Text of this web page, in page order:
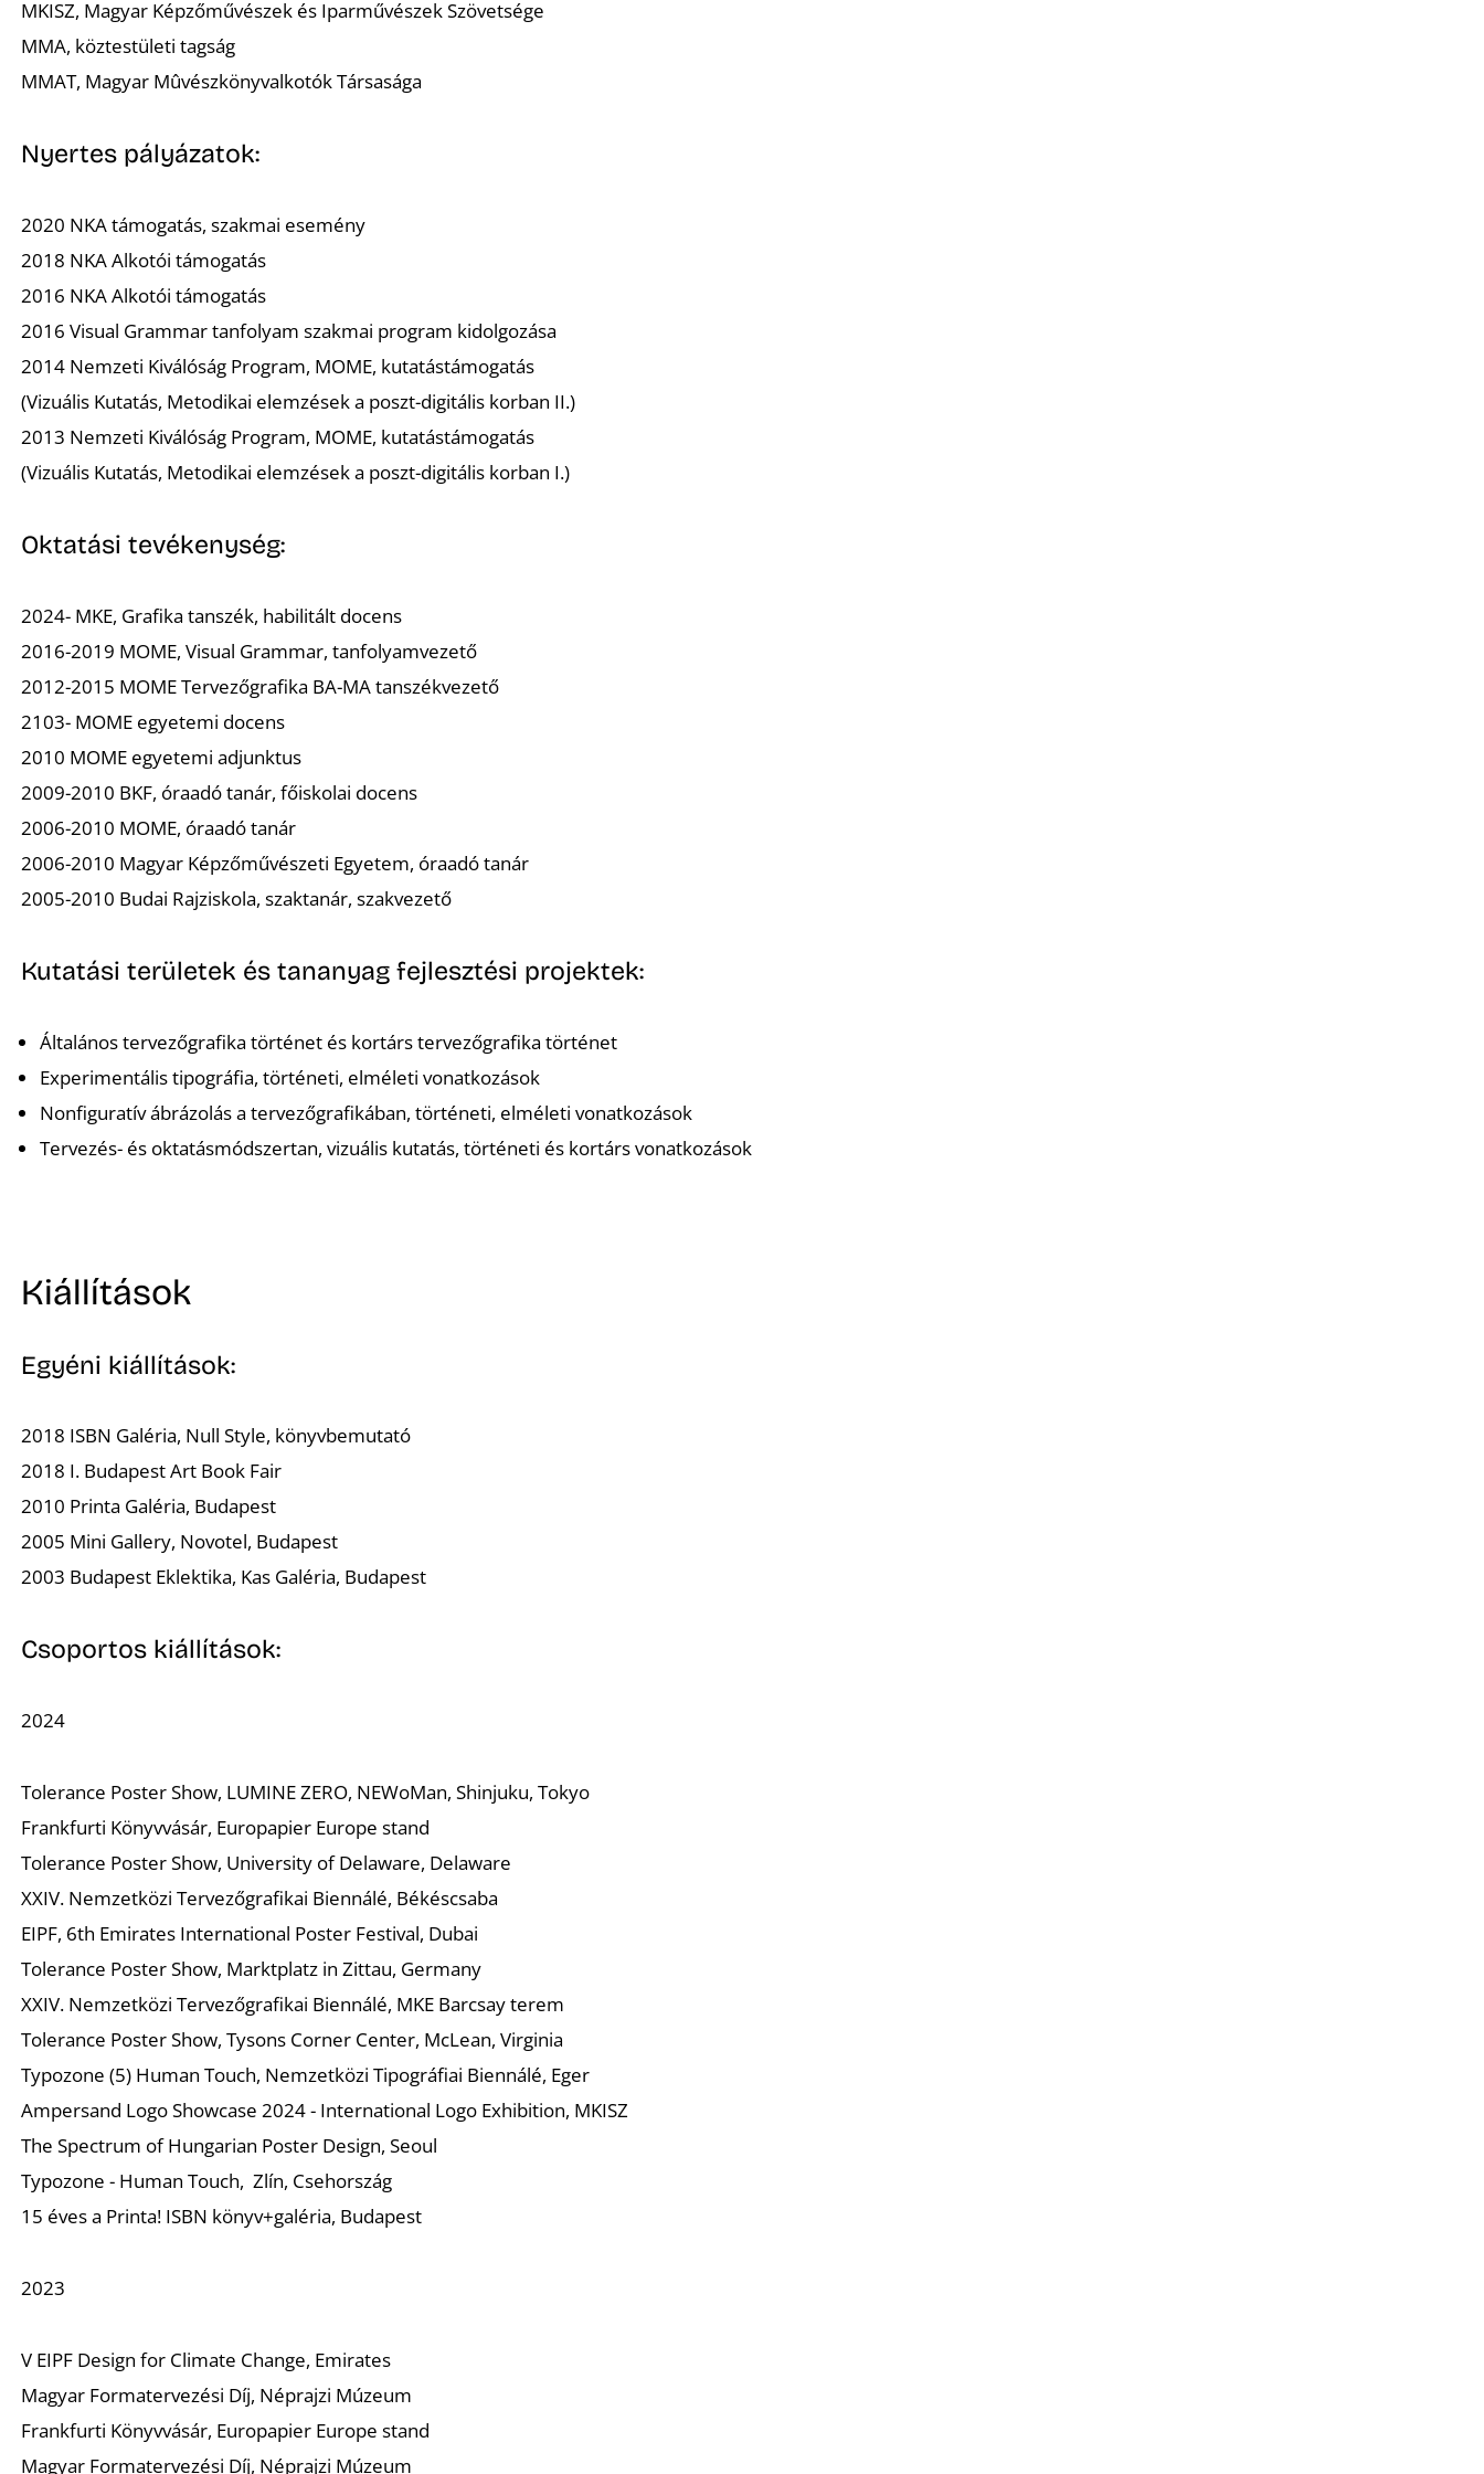
MKISZ, Magyar Képzőművészek és Iparművészek Szövetsége
MMA, köztestületi tagság
MMAT, Magyar Mûvészkönyvalkotók Társasága
Nyertes pályázatok:
2020 NKA támogatás, szakmai esemény
2018 NKA Alkotói támogatás
2016 NKA Alkotói támogatás
2016 Visual Grammar tanfolyam szakmai program kidolgozása
2014 Nemzeti Kiválóság Program, MOME, kutatástámogatás
(Vizuális Kutatás, Metodikai elemzések a poszt-digitális korban II.)
2013 Nemzeti Kiválóság Program, MOME, kutatástámogatás
(Vizuális Kutatás, Metodikai elemzések a poszt-digitális korban I.)
Oktatási tevékenység:
2024- MKE, Grafika tanszék, habilitált docens
2016-2019 MOME, Visual Grammar, tanfolyamvezető
2012-2015 MOME Tervezőgrafika BA-MA tanszékvezető
2103- MOME egyetemi docens
2010 MOME egyetemi adjunktus
2009-2010 BKF, óraadó tanár, főiskolai docens
2006-2010 MOME, óraadó tanár
2006-2010 Magyar Képzőművészeti Egyetem, óraadó tanár
2005-2010 Budai Rajziskola, szaktanár, szakvezető
Kutatási területek és tananyag fejlesztési projektek:
Általános tervezőgrafika történet és kortárs tervezőgrafika történet
Experimentális tipográfia, történeti, elméleti vonatkozások
Nonfiguratív ábrázolás a tervezőgrafikában, történeti, elméleti vonatkozások
Tervezés- és oktatásmódszertan, vizuális kutatás, történeti és kortárs vonatkozások
Kiállítások
Egyéni kiállítások:
2018 ISBN Galéria, Null Style, könyvbemutató
2018 I. Budapest Art Book Fair
2010 Printa Galéria, Budapest
2005 Mini Gallery, Novotel, Budapest
2003 Budapest Eklektika, Kas Galéria, Budapest
Csoportos kiállítások:
2024
Tolerance Poster Show, LUMINE ZERO, NEWoMan, Shinjuku, Tokyo
Frankfurti Könyvvásár, Europapier Europe stand
Tolerance Poster Show, University of Delaware, Delaware
XXIV. Nemzetközi Tervezőgrafikai Biennálé, Békéscsaba
EIPF, 6th Emirates International Poster Festival, Dubai
Tolerance Poster Show, Marktplatz in Zittau, Germany
XXIV. Nemzetközi Tervezőgrafikai Biennálé, MKE Barcsay terem
Tolerance Poster Show, Tysons Corner Center, McLean, Virginia
Typozone (5) Human Touch, Nemzetközi Tipográfiai Biennálé, Eger
Ampersand Logo Showcase 2024 - International Logo Exhibition, MKISZ
The Spectrum of Hungarian Poster Design, Seoul
Typozone - Human Touch, Zlín, Csehország
15 éves a Printa! ISBN könyv+galéria, Budapest
2023
V EIPF Design for Climate Change, Emirates
Magyar Formatervezési Díj, Néprajzi Múzeum
Frankfurti Könyvvásár, Europapier Europe stand
Magyar Formatervezési Díj, Néprajzi Múzeum